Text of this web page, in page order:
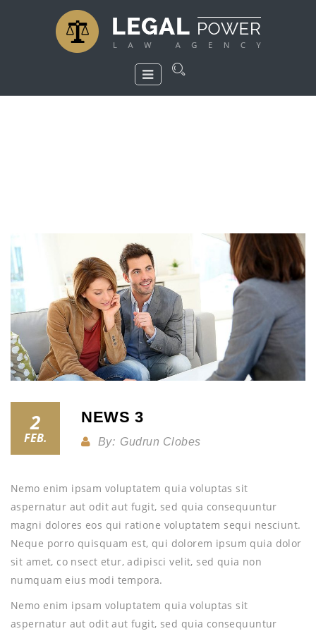
2
FEB.
NEWS 3
By: Gudrun Clobes
Nemo enim ipsam voluptatem quia voluptas sit
aspernatur aut odit aut fugit, sed quia consequuntur
magni dolores eos qui ratione voluptatem sequi nesciunt.
Neque porro quisquam est, qui dolorem ipsum quia dolor
sit amet, co nsect etur, adipisci velit, sed quia non
numquam eius modi tempora.
Nemo enim ipsam voluptatem quia voluptas sit
aspernatur aut odit aut fugit, sed quia consequuntur